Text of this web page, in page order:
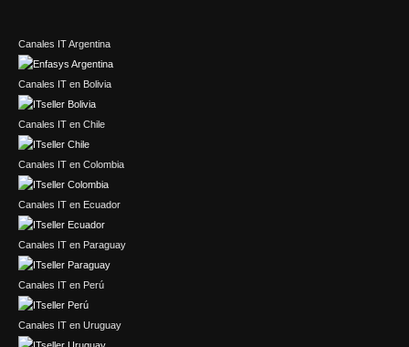
Canales IT Argentina
Canales IT en Bolivia
Canales IT en Chile
Canales IT en Colombia
Canales IT en Ecuador
Canales IT en Paraguay
Canales IT en Perú
Canales IT en Uruguay